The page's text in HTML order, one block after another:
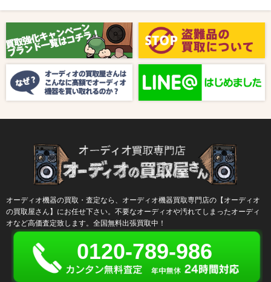
【8月キャンペーン】ご紹介
2024/10/04 新着情報
【ラジオ番組放送のお知らせ】
オーディオ機器の買取・査定なら、オーディオ機器買取専門店の【オーディオ
の買取屋さん】にお任せ下さい。不要なオーディオや汚れてしまったオーディ
オなど高価査定致します。全国無料出張買取中！
0120-789-986